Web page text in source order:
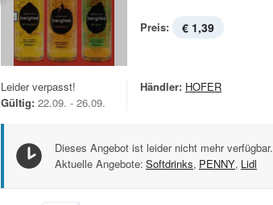
Preis: € 1,39
Leider verpasst!
Gültig: 22.09. - 26.09.
Händler: HOFER
Dieses Angebot ist leider nicht mehr verfügbar.
Aktuelle Angebote: Softdrinks, PENNY, Lidl